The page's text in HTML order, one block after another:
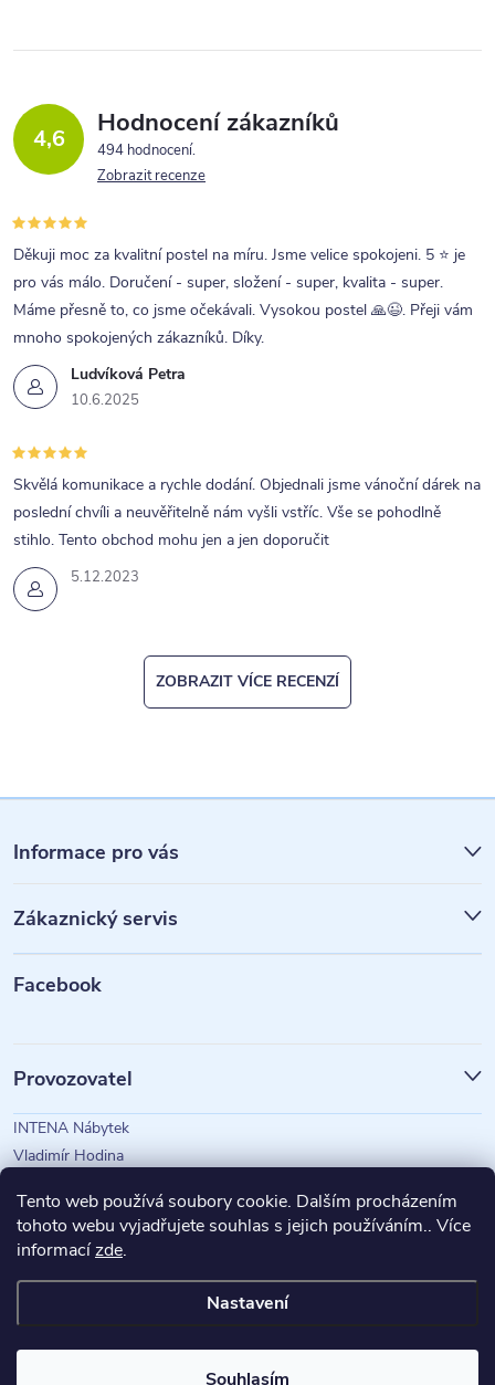
Tento web používá soubory cookie. Dalším procházením
tohoto webu vyjadřujete souhlas s jejich používáním.. Více
informacízde.
Nastavení
Souhlasím
4,6 Hodnocení zákazníků
494 hodnocení
Zobrazit recenze
Ludvíková Petra
10.6.2025
Děkuji moc za kvalitní postel na míru. Jsme velice spokojeni. 5 ⭐ je
pro vás málo. Doručení - super, složení - super, kvalita - super.
Máme přesně to, co jsme očekávali. Vysokou postel 🙏😉. Přeji vám
mnoho spokojených zákazníků. Díky.
5.12.2023
Skvělá komunikace a rychle dodání. Objednali jsme vánoční dárek na
poslední chvíli a neuvěřitelně nám vyšli vstříc. Vše se pohodlně
stihlo. Tento obchod mohu jen a jen doporučit
ZOBRAZIT VÍCE RECENZÍ
á
p
a
Informace pro vás
Zákaznický servis
Facebook
Provozovatel
INTENA Nábytek
Vladimír Hodina
Copyright 2026INTENA Nábytek. Všechna práva vyhrazena.